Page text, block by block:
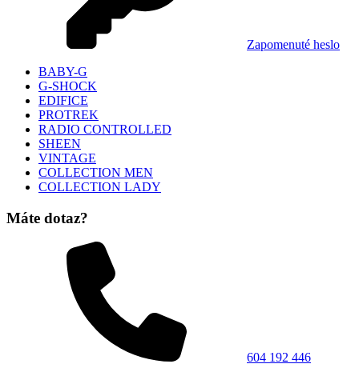
Zapomenuté heslo
BABY-G
G-SHOCK
EDIFICE
PROTREK
RADIO CONTROLLED
SHEEN
VINTAGE
COLLECTION MEN
COLLECTION LADY
Máte dotaz?
604 192 446